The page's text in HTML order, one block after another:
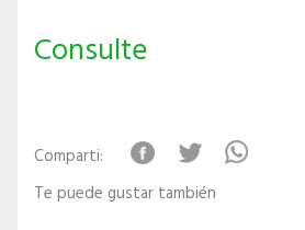
Consulte
Comparti:
Te puede gustar también